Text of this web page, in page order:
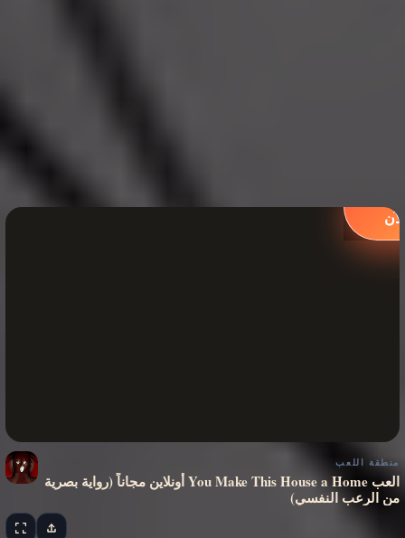
منطقة اللعب
العب You Make This House a Home أونلاين مجاناً (رواية بصرية
من الرعب النفسي)